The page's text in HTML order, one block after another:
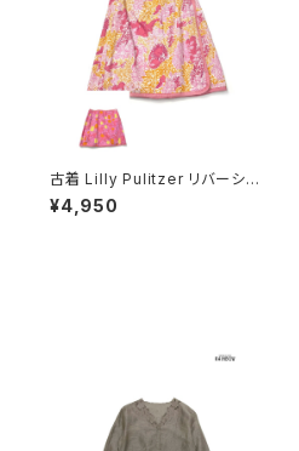
古着 Lilly Pulitzer リバーシブ
ル 総柄 アニマル コットン ミニ
丈 スカート ピンク (btu26010
¥4,950